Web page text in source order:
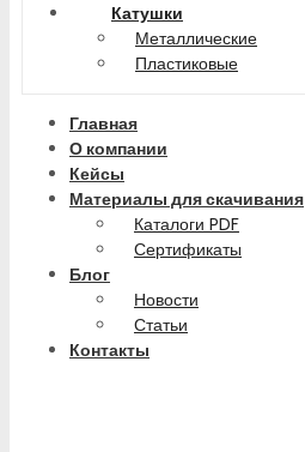
Катушки
Металлические
Пластиковые
Главная
О компании
Кейсы
Материалы для скачивания
Каталоги PDF
Сертификаты
Блог
Новости
Статьи
Контакты